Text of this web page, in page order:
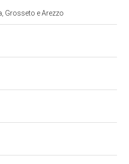
Grosseto e Arezzo